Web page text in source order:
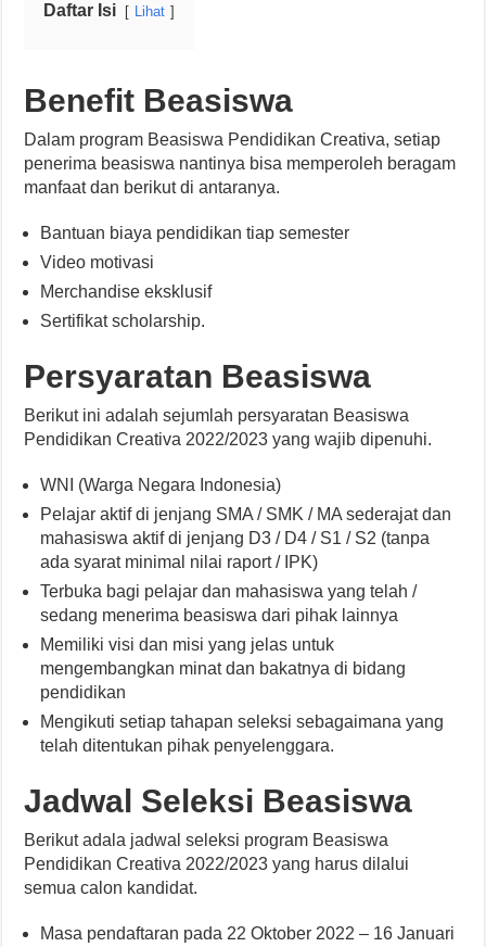
Daftar Isi Lihat
Benefit Beasiswa
Dalam program Beasiswa Pendidikan Creativa, setiap
penerima beasiswa nantinya bisa memperoleh beragam
manfaat dan berikut di antaranya.
Bantuan biaya pendidikan tiap semester
Video motivasi
Merchandise eksklusif
Sertifikat scholarship.
Persyaratan Beasiswa
Berikut ini adalah sejumlah persyaratan Beasiswa
Pendidikan Creativa 2022/2023 yang wajib dipenuhi.
WNI (Warga Negara Indonesia)
Pelajar aktif di jenjang SMA / SMK / MA sederajat dan
mahasiswa aktif di jenjang D3 / D4 / S1 / S2 (tanpa
ada syarat minimal nilai raport / IPK)
Terbuka bagi pelajar dan mahasiswa yang telah /
sedang menerima beasiswa dari pihak lainnya
Memiliki visi dan misi yang jelas untuk
mengembangkan minat dan bakatnya di bidang
pendidikan
Mengikuti setiap tahapan seleksi sebagaimana yang
telah ditentukan pihak penyelenggara.
Jadwal Seleksi Beasiswa
Berikut adala jadwal seleksi program Beasiswa
Pendidikan Creativa 2022/2023 yang harus dilalui
semua calon kandidat.
Masa pendaftaran pada 22 Oktober 2022 – 16 Januari